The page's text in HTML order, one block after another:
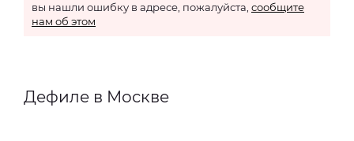
вы нашли ошибку в адресе, пожалуйста, сообщите
нам об этом
Дефиле в Москве